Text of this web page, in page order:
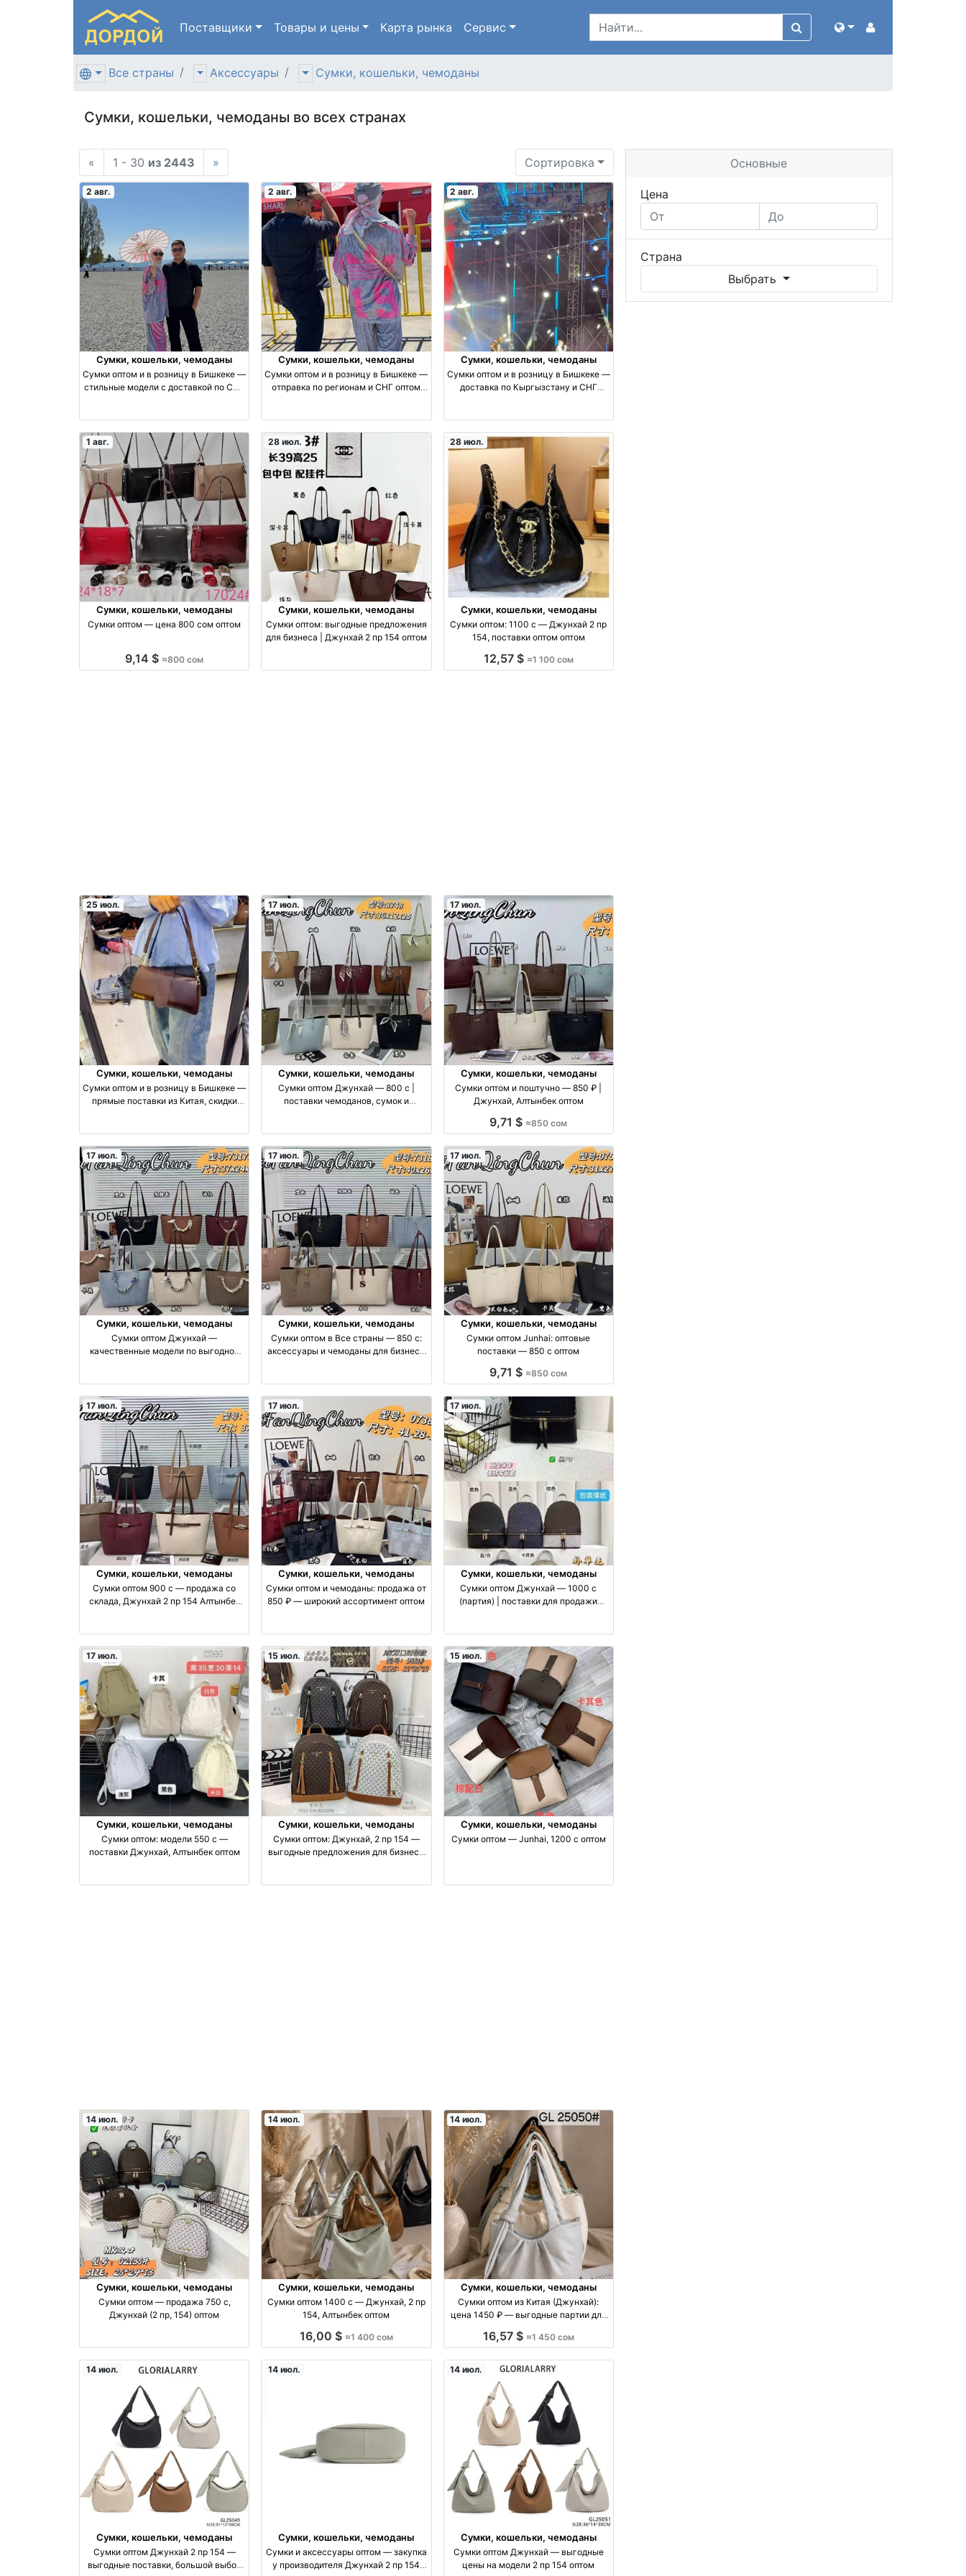
Поставщики Товары и цены Карта рынка Сервис
Все страны Аксессуары Сумки, кошельки, чемоданы
Сумки, кошельки, чемоданы во всех странах
« 1 - 30 из 2443 » Сортировка
2 авг.
Сумки, кошельки, чемоданы
Сумки оптом и в розницу в Бишкеке —
стильные модели с доставкой по СНГ
2 авг.
Сумки, кошельки, чемоданы
Сумки оптом и в розницу в Бишкеке —
отправка по регионам и СНГ оптом
2 авг.
Сумки, кошельки, чемоданы
Сумки оптом и в розницу в Бишкеке —
доставка по Кыргызстану и СНГ
1 авг.
Сумки, кошельки, чемоданы
Сумки оптом — цена 800 сом оптом
9,14 $ ≈800 сом
28 июл.
Сумки, кошельки, чемоданы
Сумки оптом: выгодные предложения
для бизнеса | Джунхай 2 пр 154 оптом
28 июл.
Сумки, кошельки, чемоданы
Сумки оптом: 1100 с — Джунхай 2 пр
154, поставки оптом оптом
12,57 $ ≈1 100 сом
25 июл.
Сумки, кошельки, чемоданы
Сумки оптом и в розницу в Бишкеке —
прямые поставки из Китая, скидки
17 июл.
Сумки, кошельки, чемоданы
Сумки оптом Джунхай — 800 с |
поставки чемоданов, сумок и
17 июл.
Сумки, кошельки, чемоданы
Сумки оптом и поштучно — 850 ₽ |
Джунхай, Алтынбек оптом
9,71 $ ≈850 сом
17 июл.
Сумки, кошельки, чемоданы
Сумки оптом Джунхай —
качественные модели по выгодной
17 июл.
Сумки, кошельки, чемоданы
Сумки оптом в Все страны — 850 с:
аксессуары и чемоданы для бизнеса
17 июл.
Сумки, кошельки, чемоданы
Сумки оптом Junhai: оптовые
поставки — 850 с оптом
9,71 $ ≈850 сом
17 июл.
Сумки, кошельки, чемоданы
Сумки оптом 900 с — продажа со
склада, Джунхай 2 пр 154 Алтынбек
17 июл.
Сумки, кошельки, чемоданы
Сумки оптом и чемоданы: продажа от
850 ₽ — широкий ассортимент оптом
17 июл.
Сумки, кошельки, чемоданы
Сумки оптом Джунхай — 1000 с
(партия) | поставки для продажи
17 июл.
Сумки, кошельки, чемоданы
Сумки оптом: модели 550 с —
поставки Джунхай, Алтынбек оптом
15 июл.
Сумки, кошельки, чемоданы
Сумки оптом: Джунхай, 2 пр 154 —
выгодные предложения для бизнеса
15 июл.
Сумки, кошельки, чемоданы
Сумки оптом — Junhai, 1200 с оптом
14 июл.
Сумки, кошельки, чемоданы
Сумки оптом — продажа 750 с,
Джунхай (2 пр, 154) оптом
14 июл.
Сумки, кошельки, чемоданы
Сумки оптом 1400 с — Джунхай, 2 пр
154, Алтынбек оптом
16,00 $ ≈1 400 сом
14 июл.
Сумки, кошельки, чемоданы
Сумки оптом из Китая (Джунхай):
цена 1450 ₽ — выгодные партии для
16,57 $ ≈1 450 сом
14 июл.
Сумки, кошельки, чемоданы
Сумки оптом Джунхай 2 пр 154 —
выгодные поставки, большой выбор
14 июл.
Сумки, кошельки, чемоданы
Сумки и аксессуары оптом — закупка
у производителя Джунхай 2 пр 154
14 июл.
Сумки, кошельки, чемоданы
Сумки оптом Джунхай — выгодные
цены на модели 2 пр 154 оптом
Основные
Цена
Страна
Выбрать